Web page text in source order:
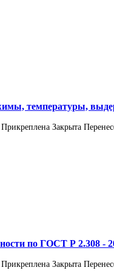
температуры,
Прикреплена Закрыта
по ГОСТ Р 2.308 -
Прикреплена Закрыта